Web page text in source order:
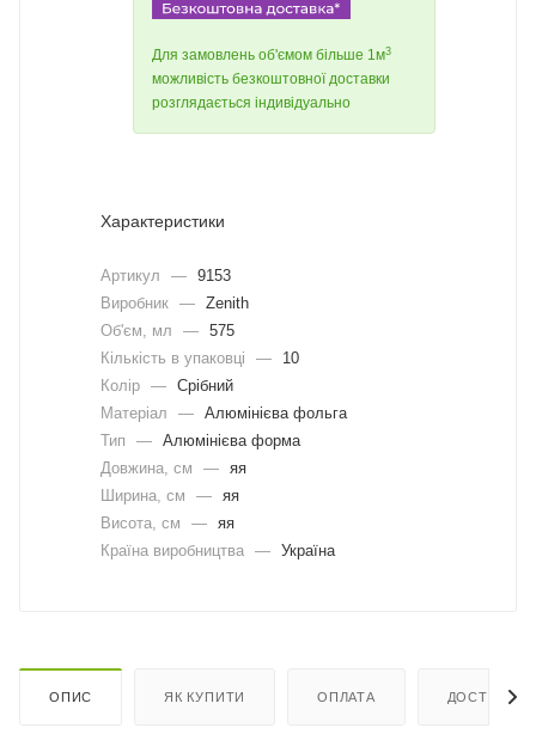
Для замовлень об'ємом більше 1м3
можливість безкоштовної доставки
розглядається індивідуально
Характеристики
Артикул — 9153
Виробник — Zenith
Об'єм, мл
— 575
Кількість в упаковці
—
10
Колір — Срібний
Матеріал
— Алюмінієва фольга
Тип
— Алюмінієва форма
Довжина, cм
— яя
Ширина, cм
— яя
Висота, см
— яя
Країна виробництва — Україна
ОПИС ЯК КУПИТИ ОПЛАТА ДОСТАВКА